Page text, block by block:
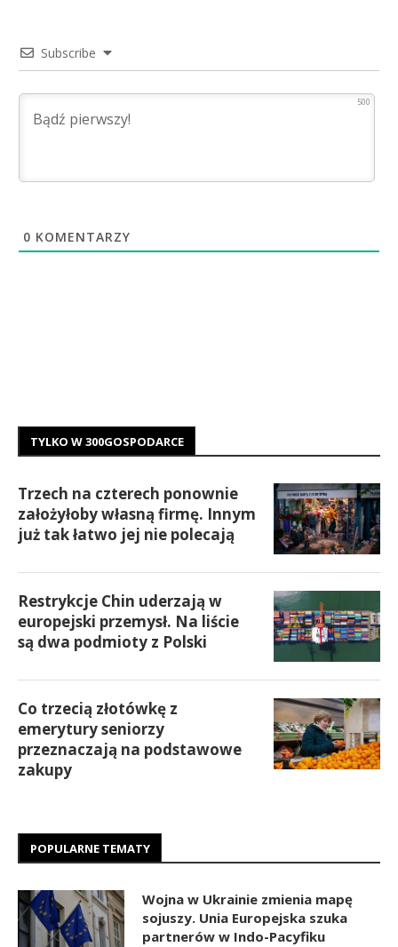
Subscribe
500
0 KOMENTARZY
TYLKO W 300GOSPODARCE
Trzech na czterech ponownie
założyłoby własną firmę. Innym
już tak łatwo jej nie polecają
Restrykcje Chin uderzają w
europejski przemysł. Na liście
są dwa podmioty z Polski
Co trzecią złotówkę z
emerytury seniorzy
przeznaczają na podstawowe
zakupy
POPULARNE TEMATY
Wojna w Ukrainie zmienia mapę
sojuszy. Unia Europejska szuka
partnerów w Indo-Pacyfiku